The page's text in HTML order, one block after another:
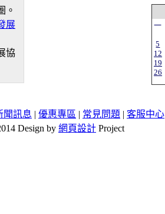
。
協
一
5
12
19
26
聞訊息 | 優惠專區 | 常見問題 | 客服中心
Design by 網頁設計 Project